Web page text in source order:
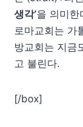
생각’을 의미한
로마교회는 가
방교회는 지금
고 불린다.
[/box]